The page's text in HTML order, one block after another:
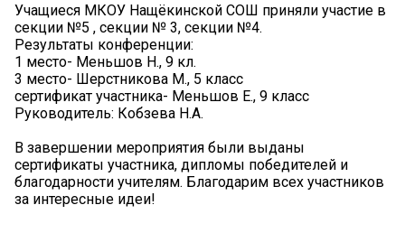
Учащиеся МКОУ Нащёкинской СОШ приняли участие в
секции №5 , секции № 3, секции №4.
Результаты конференции:
1 место- Меньшов Н., 9 кл.
3 место- Шерстникова М., 5 класс
сертификат участника- Меньшов Е., 9 класс
Руководитель: Кобзева Н.А.
В завершении мероприятия были выданы
сертификаты участника, дипломы победителей и
благодарности учителям. Благодарим всех участников
за интересные идеи!